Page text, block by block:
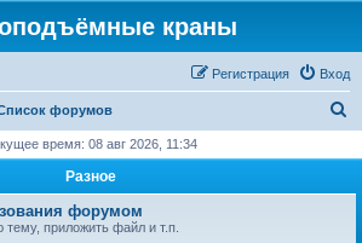
краны
Вход
Регистрация
форумов
с
время: 08 авг 2026, 11:34
Разное
форумом
тему, приложить файл и т.п.